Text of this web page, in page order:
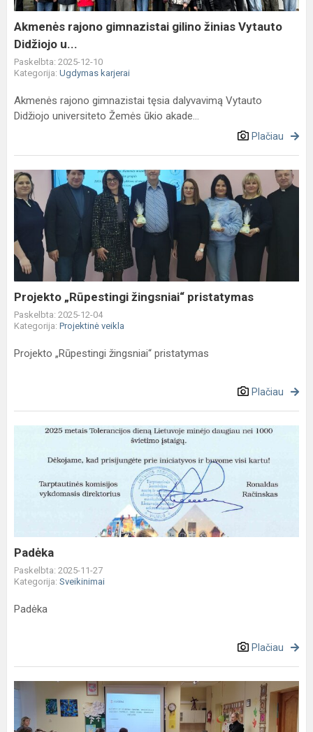
Didžiojo
u...
Akmenės rajono gimnazistai gilino žinias Vytauto
Didžiojo u...
Paskelbta: 2025-12-10
Kategorija: Ugdymas karjerai
Akmenės rajono gimnazistai tęsia dalyvavimą Vytauto
Didžiojo universiteto Žemės ūkio akade...
Plačiau
Projekto
„Rūpestingi
žingsniai“
pristatymas
Projekto „Rūpestingi žingsniai“ pristatymas
Paskelbta: 2025-12-04
Kategorija: Projektinė veikla
Projekto „Rūpestingi žingsniai“ pristatymas
Plačiau
Padėka
Padėka
Paskelbta: 2025-11-27
Kategorija: Sveikinimai
Padėka
Plačiau
Susitikimas
konsultacija